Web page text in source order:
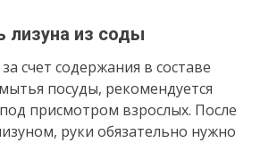
лизуна из соды
счет содержания в составе
посуды, рекомендуется
присмотром взрослых. После
руки обязательно нужно